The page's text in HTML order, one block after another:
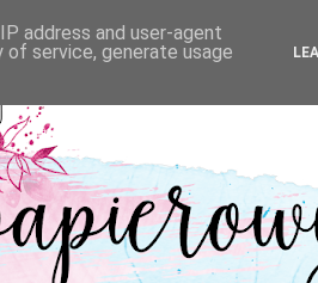
address and user-agent
service, generate usage